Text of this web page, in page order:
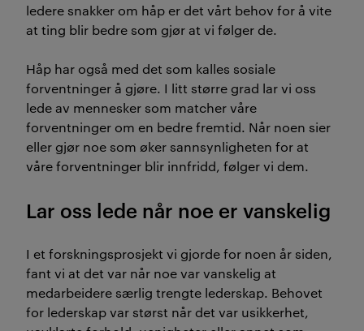
ledere snakker om håp er det vårt behov for å vite
at ting blir bedre som gjør at vi følger de.
Håp har også med det som kalles sosiale
forventninger å gjøre. I litt større grad lar vi oss
lede av mennesker som matcher våre
forventninger om en bedre fremtid. Når noen sier
eller gjør noe som øker sannsynligheten for at
våre forventninger blir innfridd, følger vi dem.
Lar oss lede når noe er vanskelig
I et forskningsprosjekt vi gjorde for noen år siden,
fant vi at det var når noe var vanskelig at
medarbeidere særlig trengte lederskap. Behovet
for lederskap var størst når det var usikkerhet,